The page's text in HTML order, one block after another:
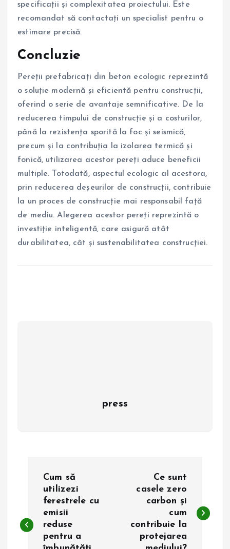
specificații și complexitatea proiectului. Este
recomandat să contactați un specialist pentru o
estimare precisă.
Concluzie
Pereții prefabricați din beton ecologic reprezintă
o soluție modernă și eficientă pentru construcții,
oferind o serie de avantaje semnificative. De la
reducerea timpului de construcție și a costurilor,
până la rezistența sporită la foc și seismică,
precum și la contribuția la izolarea termică și
fonică, utilizarea acestor pereți aduce beneficii
multiple. Totodată, aspectul ecologic al acestora,
prin reducerea deșeurilor de construcții, contribuie
la un proces de construcție mai responsabil față
de mediu. Alegerea acestor pereți reprezintă o
investiție inteligentă, care asigură atât
durabilitatea, cât și sustenabilitatea construcției.
press
v
Cum să
utilizezi
ferestrele cu
emisii
reduse
pentru a
Ce sunt
casele zero
carbon și
cum
contribuie la
protejarea